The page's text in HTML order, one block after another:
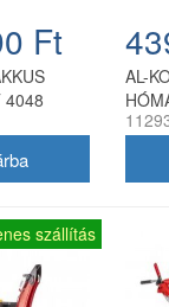
Ft
4048
AL-
szállítás